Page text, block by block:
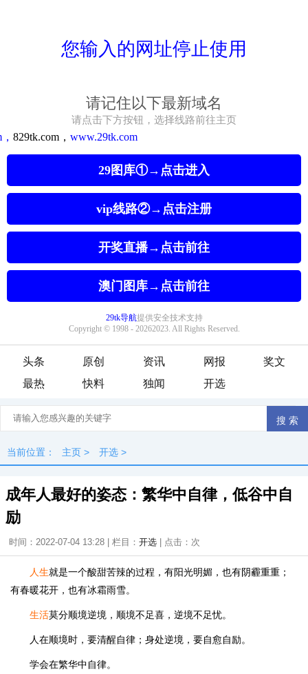
头条 原创 资讯 网报
奖文
最热
快料 独闻 开选
当前位置： 主页 > 开选 >
成年人最好的姿态：繁华中自律，低谷中自
励
时间：2022-07-04 13:28 | 栏目： 开选 | 点击： 次
人生就是一个酸甜苦辣的过程，有阳光明媚，也有阴霾重重；
有春暖花开，也有冰霜雨雪。
生活莫分顺境逆境，顺境不足喜，逆境不足忧。
人在顺境时，要清醒自律；身处逆境，要自愈自励。
学会在繁华中自律。